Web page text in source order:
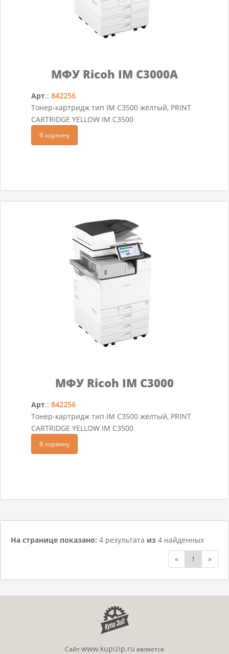
МФУ Ricoh IM C3000A
Арт.: 842256
Тонер-картридж тип IM C3500 жёлтый, PRINT
CARTRIDGE YELLOW IM C3500
В корзину
МФУ Ricoh IM C3000
Арт.: 842256
Тонер-картридж тип IM C3500 жёлтый, PRINT
CARTRIDGE YELLOW IM C3500
В корзину
На странице показано: 4 результата из 4 найденных
«
1 »
Сайтwww.kupizip.ru является